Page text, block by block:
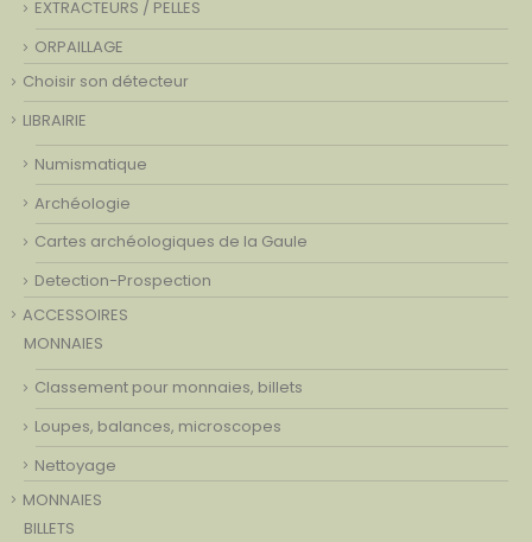
EXTRACTEURS / PELLES
ORPAILLAGE
Choisir son détecteur
LIBRAIRIE
Numismatique
Archéologie
Cartes archéologiques de la Gaule
Detection-Prospection
ACCESSOIRES
MONNAIES
Classement pour monnaies, billets
Loupes, balances, microscopes
Nettoyage
MONNAIES
BILLETS